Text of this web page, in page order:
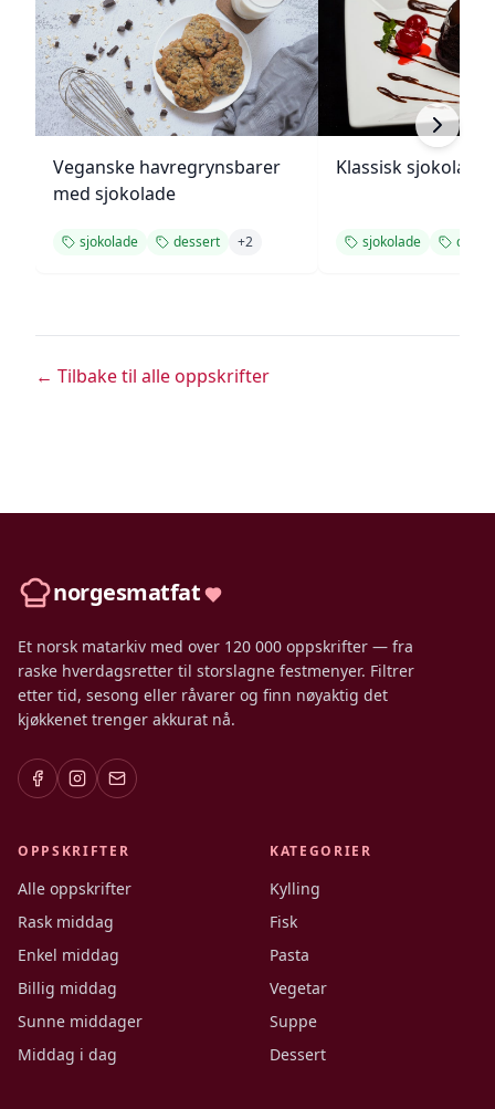
Veganske havregrynsbarer
med sjokolade
sjokolade dessert +2
Klassisk
sjokolade
← Tilbake til alle oppskrifter
norgesmatfat
Et norsk matarkiv med over 120 000 oppskrifter — fra
raske hverdagsretter til storslagne festmenyer. Filtrer
etter tid, sesong eller råvarer og finn nøyaktig det
kjøkkenet trenger akkurat nå.
OPPSKRIFTER
Alle oppskrifter
Rask middag
Enkel middag
Billig middag
Sunne middager
Middag i dag
KATEGORIER
Kylling
Fisk
Pasta
Vegetar
Suppe
Dessert